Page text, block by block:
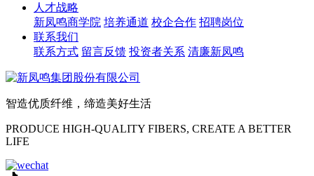
人才战略
新凤鸣商学院 培养通道 校企合作 招聘岗位
联系我们
联系方式 留言反馈 投资者关系 清廉新凤鸣
智造优质纤维，缔造美好生活
PRODUCE HIGH-QUALITY FIBERS, CREATE A BETTER
LIFE